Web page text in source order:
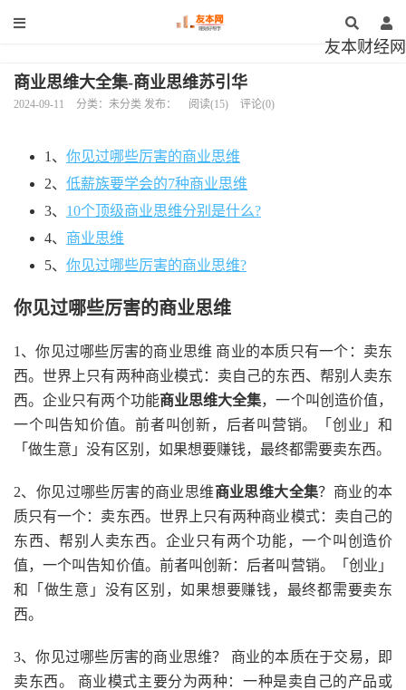
友本财经网
商业思维大全集-商业思维苏引华
2024-09-11 分类：未分类 发布： 阅读(15) 评论(0)
1、 你见过哪些厉害的商业思维
2、 低薪族要学会的7种商业思维
3、 10个顶级商业思维分别是什么?
4、 商业思维
5、 你见过哪些厉害的商业思维?
你见过哪些厉害的商业思维
1、你见过哪些厉害的商业思维 商业的本质只有一个：卖东
西。世界上只有两种商业模式：卖自己的东西、帮别人卖东
西。企业只有两个功能商业思维大全集，一个叫创造价值，
一个叫告知价值。前者叫创新，后者叫营销。「创业」和
「做生意」没有区别，如果想要赚钱，最终都需要卖东西。
2、你见过哪些厉害的商业思维商业思维大全集？商业的本
质只有一个：卖东西。世界上只有两种商业模式：卖自己的
东西、帮别人卖东西。企业只有两个功能，一个叫创造价
值，一个叫告知价值。前者叫创新：后者叫营销。「创业」
和「做生意」没有区别，如果想要赚钱，最终都需要卖东
西。
3、你见过哪些厉害的商业思维？ 商业的本质在于交易，即
卖东西。 商业模式主要分为两种：一种是卖自己的产品或